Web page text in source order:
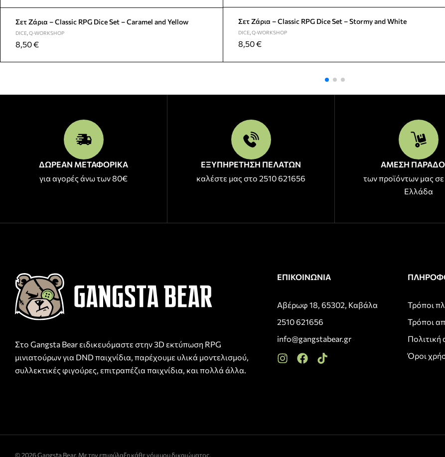
Σετ Ζάρια – Classic RPG Dice Set – Caramel and Yellow
DICE Q-WORKSHOP
8,50€
Σετ Ζάρια – Classic RPG Dice Set – Stormy and White
DICE Q-WORKSHOP
8,50€
ΔΩΡΕΑΝ ΜΕΤΑΦΟΡΙΚΑ
για αγορές άνω των 80€
ΕΞΥΠΗΡΕΤΗΣΗ ΠΕΛΑΤΩΝ
καλέστε μας στο 2510 621656
ΑΜΕΣΗ
των προϊόντων μας
Ελλάδα
Στο Gangsta Bear ειδικευόμαστε στην 3D εκτύπωση RPG
μινιατούρων για DND παιχνίδια, παρέχουμε υλικά μοντελισμού,
συλλεκτικές φιγούρες, επιτραπέζια παιχνίδια, και πολλά άλλα.
ΕΠΙΚΟΙΝΩΝΙΑ
Αβέρωφ 18, 65302, Καβάλα
2510 621656
info@gangstabear.gr
Τρόποι
Τρόποι
Όροι
© 2026 Gangsta Bear. Με την επιφύλαξη κάθε νόμιμου δικαιώματος.